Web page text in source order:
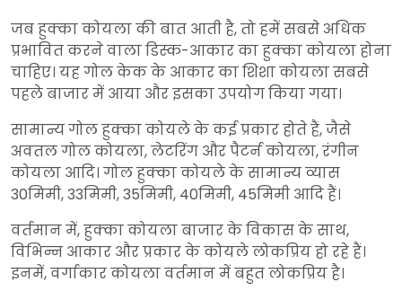
जब हुक्का कोयला की बात आती है, तो हमें सबसे अधिक
प्रभावित करने वाला डिस्क-आकार का हुक्का कोयला होना
चाहिए। यह गोल केक के आकार का शिशा कोयला सबसे
पहले बाजार में आया और इसका उपयोग किया गया।
सामान्य गोल हुक्का कोयले के कई प्रकार होते हैं, जैसे
अवतल गोल कोयला, लेटरिंग और पैटर्न कोयला, रंगीन
कोयला आदि। गोल हुक्का कोयले के सामान्य व्यास
30मिमी, 33मिमी, 35मिमी, 40मिमी, 45मिमी आदि हैं।
वर्तमान में, हुक्का कोयला बाजार के विकास के साथ,
विभिन्न आकार और प्रकार के कोयले लोकप्रिय हो रहे हैं।
इनमें, वर्गाकार कोयला वर्तमान में बहुत लोकप्रिय है।